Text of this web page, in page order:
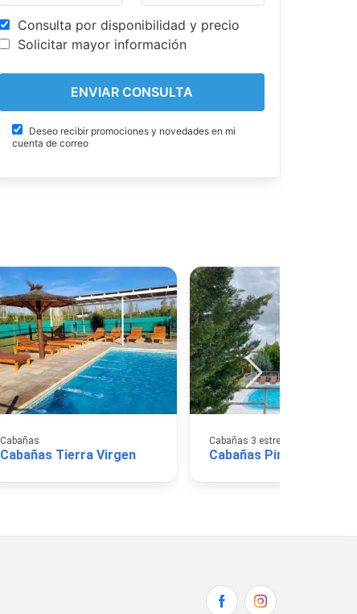
Consulta por disponibilidad y precio
Solicitar mayor información
Deseo recibir promociones y novedades en mi
cuenta de correo
Cabañas
Cabañas Tierra Virgen
Cabañas 3 estrellas
Cabañas Pinot Noir